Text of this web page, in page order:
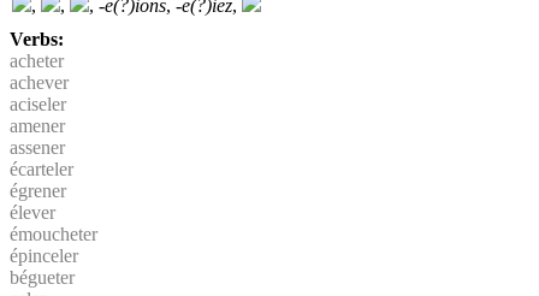
, , , -e(?)ions, -e(?)iez,
Verbs:
acheter
achever
aciseler
amener
assener
écarteler
égrener
élever
émoucheter
épinceler
bégueter